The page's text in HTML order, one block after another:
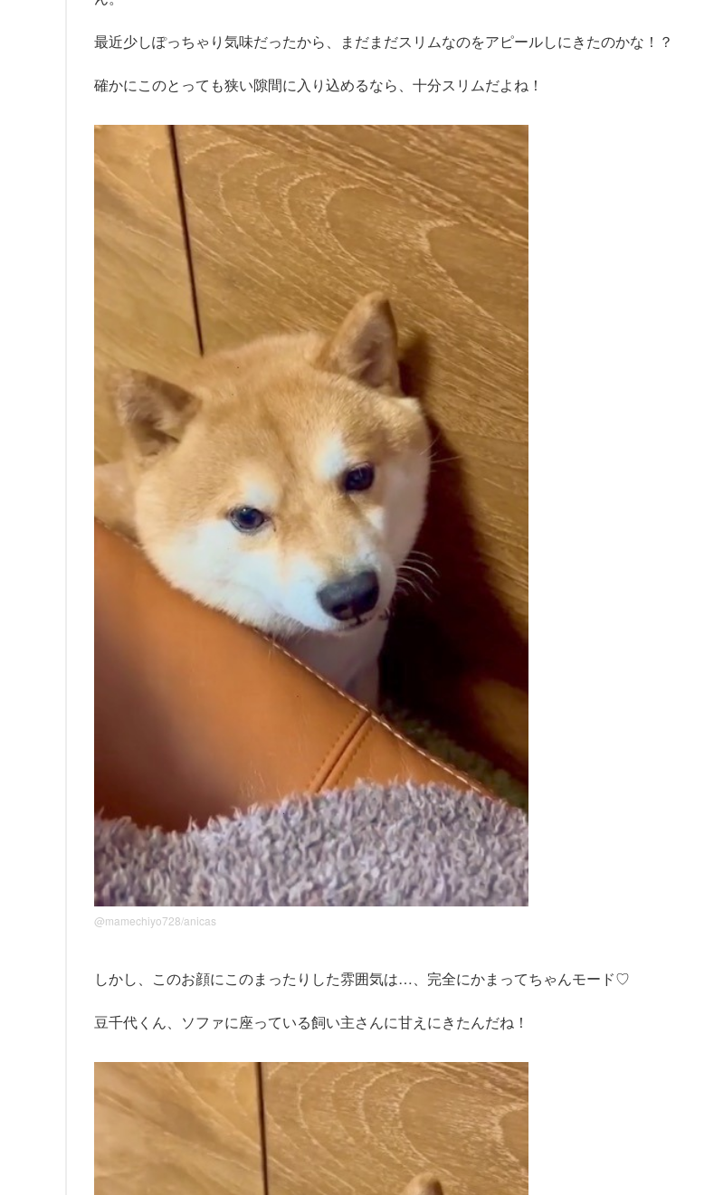
最近少しぽっちゃり気味だったから、まだまだスリムなのをアピールしにきたのかな！？
確かにこのとっても狭い隙間に入り込めるなら、十分スリムだよね！
@mamechiyo728/anicas
しかし、このお顔にこのまったりした雰囲気は…、完全にかまってちゃんモード♡
豆千代くん、ソファに座っている飼い主さんに甘えにきたんだね！